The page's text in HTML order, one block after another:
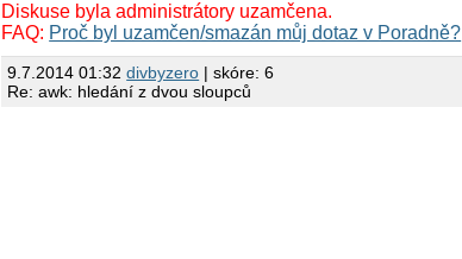
Diskuse byla administrátory uzamčena.
FAQ: Proč byl uzamčen/smazán můj dotaz v Poradně?
9.7.2014 01:32divbyzero | skóre: 6
Re: awk: hledání z dvou sloupců